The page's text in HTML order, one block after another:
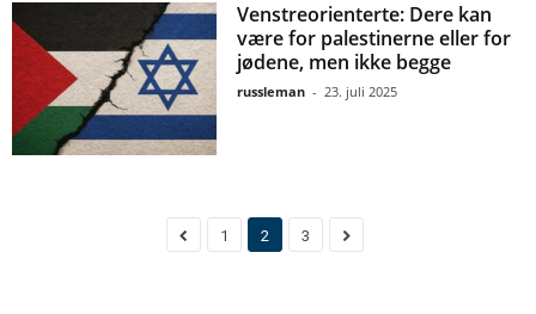
Venstreorienterte: Dere kan
være for palestinerne eller for
jødene, men ikke begge
russleman - 23. juli 2025
1 2 3